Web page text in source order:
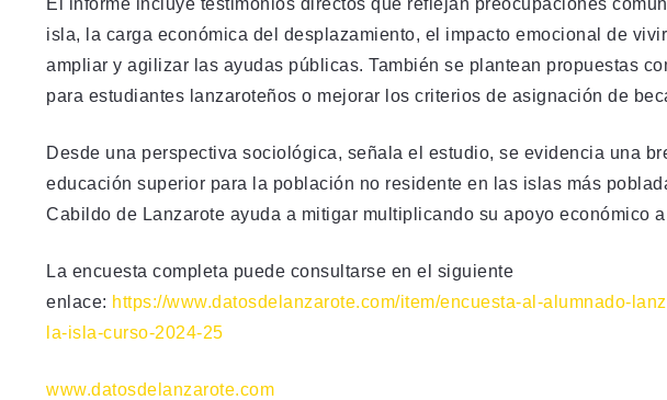
El informe incluye testimonios directos que reflejan preocupaciones
isla, la carga económica del desplazamiento, el impacto emocional de
ampliar y agilizar las ayudas públicas. También se plantean propuestas
para estudiantes lanzaroteños o mejorar los criterios de asignación de
Desde una perspectiva sociológica, señala el estudio, se evidencia una
educación superior para la población no residente en las islas más
Cabildo de Lanzarote ayuda a mitigar multiplicando su apoyo económico
La encuesta completa puede consultarse en el siguiente
enlace: https://www.datosdelanzarote.com/item/encuesta-al-alumnado-
la-isla-curso-2024-25
www.datosdelanzarote.com